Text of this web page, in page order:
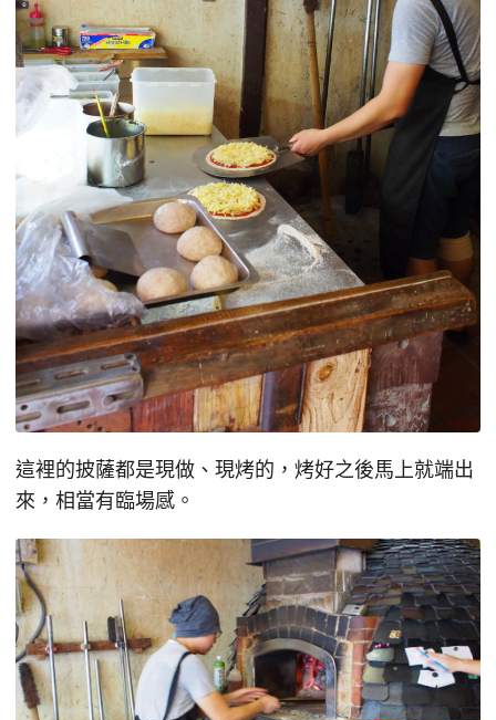
這裡的披薩都是現做、現烤的，烤好之後馬上就端出
來，相當有臨場感。